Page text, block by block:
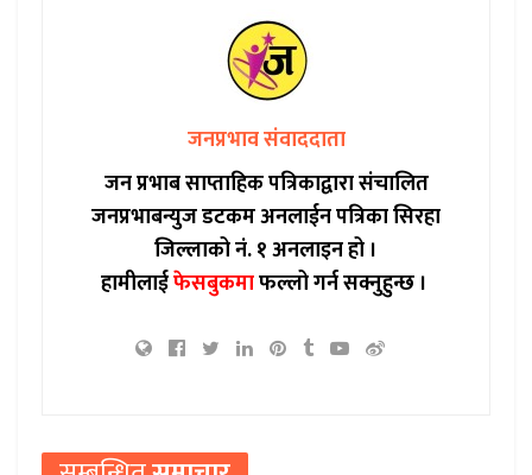
जनप्रभाव संवाददाता
जन प्रभाब साप्ताहिक पत्रिकाद्वारा संचालित
जनप्रभाबन्युज डटकम अनलाईन पत्रिका सिरहा
जिल्लाको नं. १ अनलाइन हो ।
हामीलाईफेसबुकमाफल्लो गर्न सक्नुहुन्छ ।